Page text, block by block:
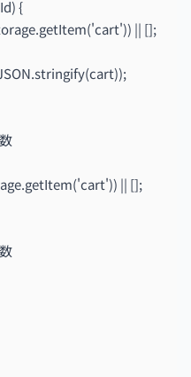
{
|| [];
|| [];